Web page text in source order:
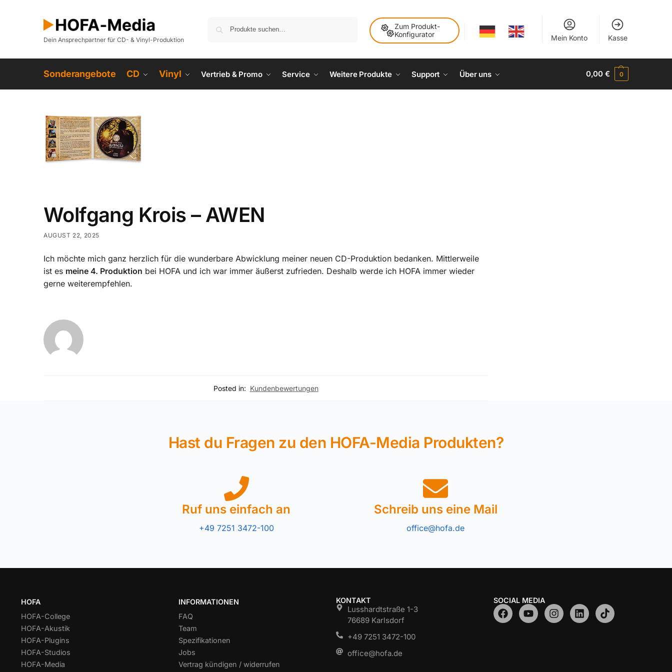
Dein Ansprechpartner für CD- & Vinyl-Produktion
Zum Produkt-
Konfigurator
Mein Konto Kasse
Sonderangebote CD Vinyl Vertrieb & Promo Service Weitere Produkte Support Über uns 0,00€ 0
Wolfgang Krois – AWEN
AUGUST 22, 2025
Ich möchte mich ganz herzlich für die wunderbare Abwicklung meiner neuen CD-Produktion bedanken. Mittlerweile
ist es meine 4. Produktion bei HOFA und ich war immer äußerst zufrieden. Deshalb werde ich HOFA immer wieder
gerne weiterempfehlen.
Posted in: Kundenbewertungen
Hast du Fragen zu den HOFA-Media Produkten?
Ruf uns einfach an
+49 7251 3472-100
Schreib uns eine Mail
office@hofa.de
HOFA
HOFA-College
HOFA-Akustik
HOFA-Plugins
HOFA-Studios
HOFA-Media
INFORMATIONEN
FAQ
Team
Spezifikationen
Jobs
Vertrag kündigen / widerrufen
KONTAKT
Lusshardtstraße 1-3
76689 Karlsdorf
+49 7251 3472-100
office@hofa.de
SOCIAL MEDIA